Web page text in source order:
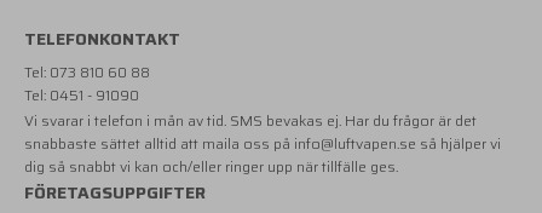
TELEFONKONTAKT
Tel: 073 810 60 88
Tel: 0451 - 91090
Vi svarar i telefon i mån av tid. SMS bevakas ej. Har du frågor är det
snabbaste sättet alltid att maila oss på info@luftvapen.se så hjälper vi
dig så snabbt vi kan och/eller ringer upp när tillfälle ges.
FÖRETAGSUPPGIFTER